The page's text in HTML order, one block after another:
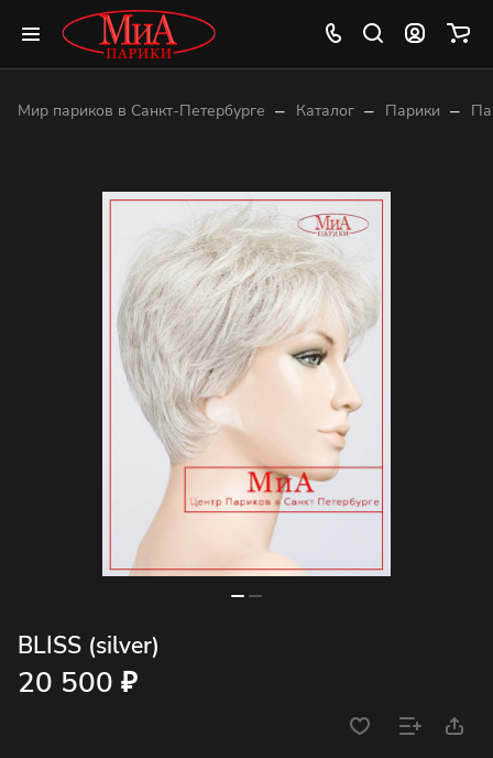
Мир париков в Санкт-Петербурге – Каталог – Парики –
BLISS (silver)
20 500 ₽